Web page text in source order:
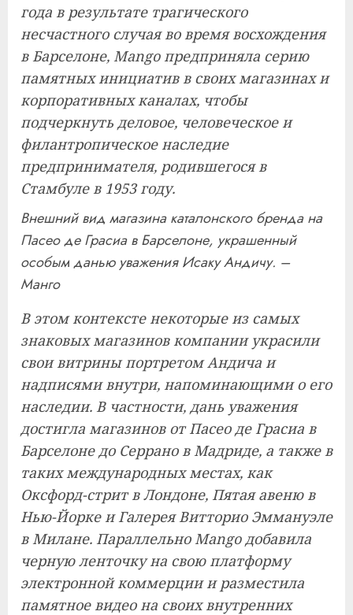
года в результате трагического
несчастного случая во время восхождения
в Барселоне, Mango предприняла серию
памятных инициатив в своих магазинах и
корпоративных каналах, чтобы
подчеркнуть деловое, человеческое и
филантропическое наследие
предпринимателя, родившегося в
Стамбуле в 1953 году.
Внешний вид магазина каталонского бренда на
Пасео де Грасиа в Барселоне, украшенный
особым данью уважения Исаку Андичу. –
Манго
В этом контексте некоторые из самых
знаковых магазинов компании украсили
свои витрины портретом Андича и
надписями внутри, напоминающими о его
наследии. В частности, дань уважения
достигла магазинов от Пасео де Грасиа в
Барселоне до Серрано в Мадриде, а также в
таких международных местах, как
Оксфорд-стрит в Лондоне, Пятая авеню в
Нью-Йорке и Галерея Витторио Эммануэле
в Милане. Параллельно Mango добавила
черную ленточку на свою платформу
электронной коммерции и разместила
памятное видео на своих внутренних